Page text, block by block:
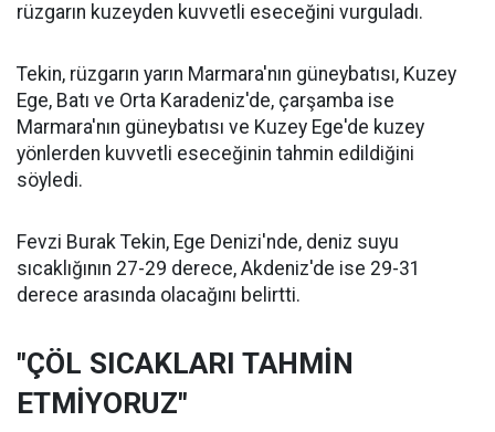
rüzgarın kuzeyden kuvvetli eseceğini vurguladı.
Tekin, rüzgarın yarın Marmara'nın güneybatısı, Kuzey
Ege, Batı ve Orta Karadeniz'de, çarşamba ise
Marmara'nın güneybatısı ve Kuzey Ege'de kuzey
yönlerden kuvvetli eseceğinin tahmin edildiğini
söyledi.
Fevzi Burak Tekin, Ege Denizi'nde, deniz suyu
sıcaklığının 27-29 derece, Akdeniz'de ise 29-31
derece arasında olacağını belirtti.
"ÇÖL SICAKLARI TAHMİN
ETMİYORUZ"